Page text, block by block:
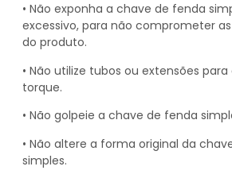
• Não exponha a chave de fenda
excessivo, para não comprometer
do produto.
• Não utilize tubos ou extensões
torque.
• Não golpeie a chave de fenda
• Não altere a forma original da
simples.